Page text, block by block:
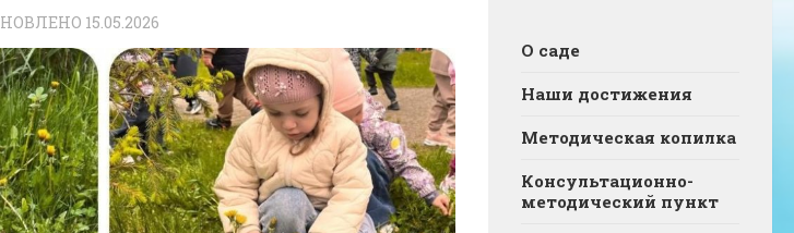
15.05.2026
О саде
Наши достижения
Методическая копилка
Консультационно-
методический пункт